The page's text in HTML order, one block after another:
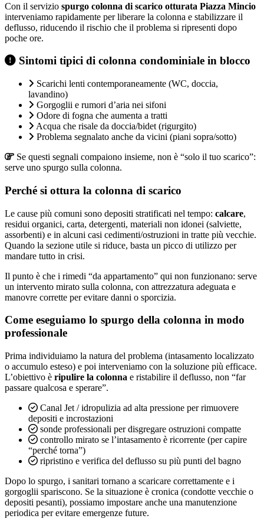
Con il servizio spurgo colonna di scarico otturata Piazza Mincio
interveniamo rapidamente per liberare la colonna e stabilizzare il
deflusso, riducendo il rischio che il problema si ripresenti dopo
poche ore.
Sintomi tipici di colonna condominiale in blocco
Scarichi lenti contemporaneamente (WC, doccia,
lavandino)
Gorgoglii e rumori d’aria nei sifoni
Odore di fogna che aumenta a tratti
Acqua che risale da doccia/bidet (rigurgito)
Problema segnalato anche da vicini (piani sopra/sotto)
Se questi segnali compaiono insieme, non è “solo il tuo scarico”:
serve uno spurgo sulla colonna.
Perché si ottura la colonna di scarico
Le cause più comuni sono depositi stratificati nel tempo: calcare,
residui organici, carta, detergenti, materiali non idonei (salviette,
assorbenti) e in alcuni casi cedimenti/ostruzioni in tratte più vecchie.
Quando la sezione utile si riduce, basta un picco di utilizzo per
mandare tutto in crisi.
Il punto è che i rimedi “da appartamento” qui non funzionano: serve
un intervento mirato sulla colonna, con attrezzatura adeguata e
manovre corrette per evitare danni o sporcizia.
Come eseguiamo lo spurgo della colonna in modo
professionale
Prima individuiamo la natura del problema (intasamento localizzato
o accumulo esteso) e poi interveniamo con la soluzione più efficace.
L’obiettivo è ripulire la colonna e ristabilire il deflusso, non “far
passare qualcosa e sperare”.
Canal Jet / idropulizia ad alta pressione per rimuovere
depositi e incrostazioni
sonde professionali per disgregare ostruzioni compatte
controllo mirato se l’intasamento è ricorrente (per capire
“perché torna”)
ripristino e verifica del deflusso su più punti del bagno
Dopo lo spurgo, i sanitari tornano a scaricare correttamente e i
gorgoglii spariscono. Se la situazione è cronica (condotte vecchie o
depositi pesanti), possiamo impostare anche una manutenzione
periodica per evitare emergenze future.